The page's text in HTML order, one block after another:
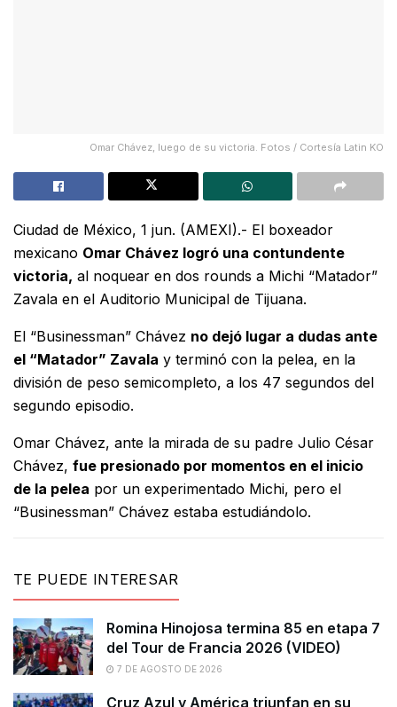
Omar Chávez, luego de su victoria. Fotos / Cortesía Latin KO
Ciudad de México, 1 jun. (AMEXI).- El boxeador
mexicano Omar Chávez logró una contundente
victoria, al noquear en dos rounds a Michi “Matador”
Zavala en el Auditorio Municipal de Tijuana.
El “Businessman” Chávez no dejó lugar a dudas ante
el “Matador” Zavala y terminó con la pelea, en la
división de peso semicompleto, a los 47 segundos del
segundo episodio.
Omar Chávez, ante la mirada de su padre Julio César
Chávez, fue presionado por momentos en el inicio
de la pelea por un experimentado Michi, pero el
“Businessman” Chávez estaba estudiándolo.
TE PUEDE INTERESAR
Romina Hinojosa termina 85 en etapa 7
del Tour de Francia 2026 (VIDEO)
7 DE AGOSTO DE 2026
Cruz Azul y América triunfan en su